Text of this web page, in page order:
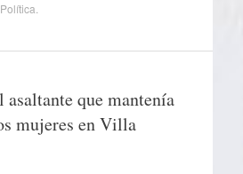
Política
asaltante que mantenía
mujeres en Villa